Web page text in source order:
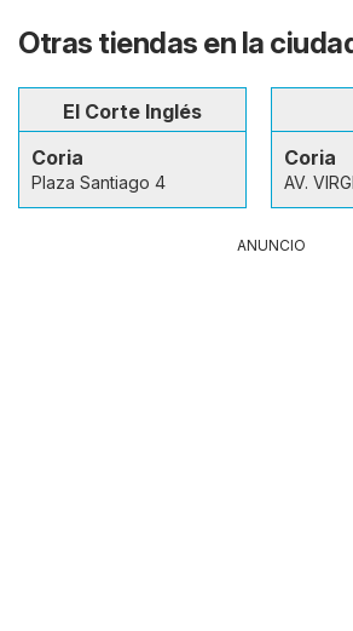
Otras tiendas en la
El Corte Inglés
Coria
Plaza Santiago 4
Coria
AV.
ANUNCIO